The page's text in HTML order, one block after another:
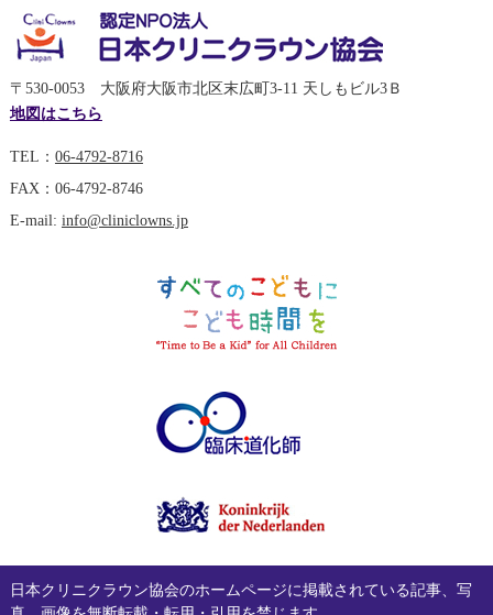
〒530-0053 大阪府大阪市北区末広町3-11 天しもビル3Ｂ
地図はこちら
TEL： 06-4792-8716
FAX：06-4792-8746
E-mail: info@cliniclowns.jp
日本クリニクラウン協会のホームページに掲載されている記事、写